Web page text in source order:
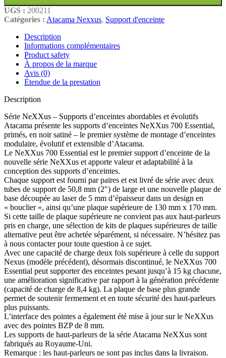
UGS : 200211
Catégories : Atacama Nexxus, Support d'enceinte
Description
Informations complémentaires
Product safety
À propos de la marque
Avis (0)
Étendue de la prestation
Description
Série NeXXus – Supports d’enceintes abordables et évolutifs
Atacama présente les supports d’enceintes NeXXus 700 Essential,
primés, en noir satiné – le premier système de montage d’enceintes
modulaire, évolutif et extensible d’Atacama.
Le NeXXus 700 Essential est le premier support d’enceinte de la
nouvelle série NeXXus et apporte valeur et adaptabilité à la
conception des supports d’enceintes.
Chaque support est fourni par paires et est livré de série avec deux
tubes de support de 50,8 mm (2″) de large et une nouvelle plaque de
base découpée au laser de 5 mm d’épaisseur dans un design en
« bouclier », ainsi qu’une plaque supérieure de 130 mm x 170 mm.
Si cette taille de plaque supérieure ne convient pas aux haut-parleurs
pris en charge, une sélection de kits de plaques supérieures de taille
alternative peut être achetée séparément, si nécessaire. N’hésitez pas
à nous contacter pour toute question à ce sujet.
Avec une capacité de charge deux fois supérieure à celle du support
Nexus (modèle précédent), désormais discontinué, le NeXXus 700
Essential peut supporter des enceintes pesant jusqu’à 15 kg chacune,
une amélioration significative par rapport à la génération précédente
(capacité de charge de 8,4 kg). La plaque de base plus grande
permet de soutenir fermement et en toute sécurité des haut-parleurs
plus puissants.
L’interface des pointes a également été mise à jour sur le NeXXus
avec des pointes BZP de 8 mm.
Les supports de haut-parleurs de la série Atacama NeXXus sont
fabriqués au Royaume-Uni.
Remarque : les haut-parleurs ne sont pas inclus dans la livraison.